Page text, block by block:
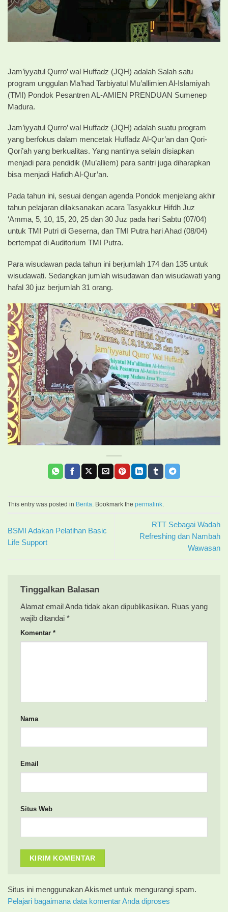
Jam’iyyatul Qurro’ wal Huffadz (JQH) adalah Salah satu
program unggulan Ma’had Tarbiyatul Mu’allimien Al-Islamiyah
(TMI) Pondok Pesantren AL-AMIEN PRENDUAN Sumenep
Madura.
Jam’iyyatul Qurro’ wal Huffadz (JQH) adalah suatu program
yang berfokus dalam mencetak Huffadz Al-Qur’an dan Qori-
Qori’ah yang berkualitas. Yang nantinya selain disiapkan
menjadi para pendidik (Mu’alliem) para santri juga diharapkan
bisa menjadi Hafidh Al-Qur’an.
Pada tahun ini, sesuai dengan agenda Pondok menjelang akhir
tahun pelajaran dilaksanakan acara Tasyakkur Hifdh Juz
‘Amma, 5, 10, 15, 20, 25 dan 30 Juz pada hari Sabtu (07/04)
untuk TMI Putri di Geserna, dan TMI Putra hari Ahad (08/04)
bertempat di Auditorium TMI Putra.
Para wisudawan pada tahun ini berjumlah 174 dan 135 untuk
wisudawati. Sedangkan jumlah wisudawan dan wisudawati yang
hafal 30 juz berjumlah 31 orang.
This entry was posted in Berita . Bookmark the permalink
BSMI Adakan Pelatihan Basic
Life Support
RTT Sebagai Wadah
Refreshing dan Nambah
Wawasan
Tinggalkan Balasan
Alamat email Anda tidak akan dipublikasikan. Ruas yang
wajib ditandai *
Komentar *
Nama
Email
Situs Web
Situs ini menggunakan Akismet untuk mengurangi spam.
Pelajari bagaimana data komentar Anda diproses